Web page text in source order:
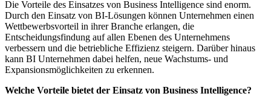
Die Vorteile des Einsatzes von Business Intelligence sind enorm.
Durch den Einsatz von BI-Lösungen können Unternehmen einen
Wettbewerbsvorteil in ihrer Branche erlangen, die
Entscheidungsfindung auf allen Ebenen des Unternehmens
verbessern und die betriebliche Effizienz steigern. Darüber hinaus
kann BI Unternehmen dabei helfen, neue Wachstums- und
Expansionsmöglichkeiten zu erkennen.
Welche Vorteile bietet der Einsatz von Business Intelligence?